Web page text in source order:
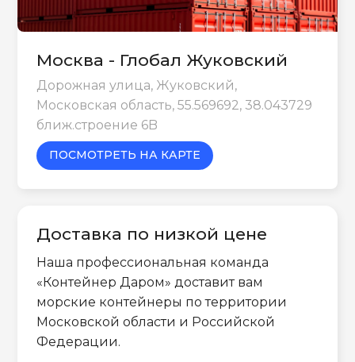
Москва - Глобал Жуковский
Дорожная улица, Жуковский,
Московская область, 55.569692, 38.043729
ближ.строение 6B
ПОСМОТРЕТЬ НА КАРТЕ
Доставка по низкой цене
Наша профессиональная команда
«Контейнер Даром» доставит вам
морские контейнеры по территории
Московской области и Российской
Федерации.